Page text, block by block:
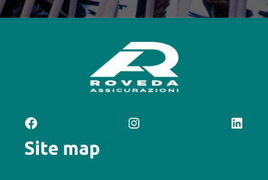
Facebook Instagram LinkedIn
Site map